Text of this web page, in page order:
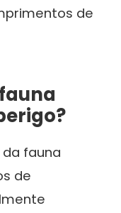
de
fauna
de